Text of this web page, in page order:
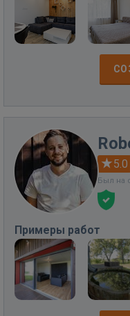
5.0
Был на
Примеры работ